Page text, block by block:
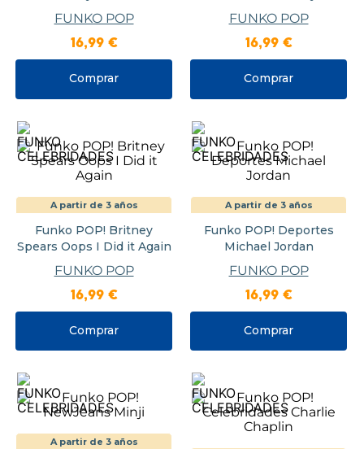
FUNKO POP
16,99 €
Comprar
FUNKO POP
16,99 €
Comprar
A partir de 3 años
Funko POP! Britney
Spears Oops I Did it Again
FUNKO POP
16,99 €
Comprar
A partir de 3 años
Funko POP! Deportes
Michael Jordan
FUNKO POP
16,99 €
Comprar
A partir de 3 años